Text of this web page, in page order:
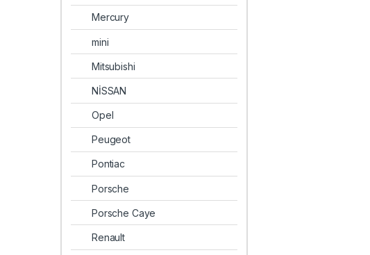
Mercury
mini
Mitsubishi
NİSSAN
Opel
Peugeot
Pontiac
Porsche
Porsche Caye
Renault